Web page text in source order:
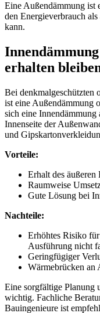
Eine Außendämmung ist
den Energieverbrauch
kann.
erhalten
Bei denkmalgeschützten
ist eine Außendämmung
sich eine
Innenseite der
und
Vorteile:
Erhalt des äußeren
Raumweise
Gute Lösung bei
Nachteile:
Erhöhtes Risiko
Ausführung nicht
Geringfügiger
Wärmebrücken an
Eine sorgfältige Planung
wichtig. Fachliche
Bauingenieure ist